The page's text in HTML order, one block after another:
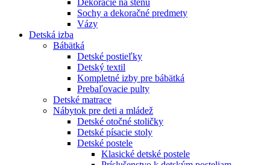
Sochy a dekoračné predmety
Vázy
Detská izba
Bábätká
Detské postieľky
Detský textil
Kompletné izby pre bábätká
Prebaľovacie pulty
Detské matrace
Nábytok pre deti a mládež
Detské otočné stoličky
Detské písacie stoly
Detské postele
Klasické detské postele